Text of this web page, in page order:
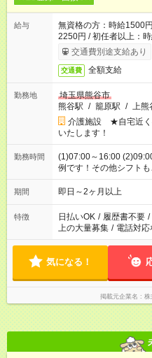
給与
無資格の方：時給1500
2250円 / 初任者以上
日収例：1万2000円（時
交通費別途支給あり
交通費 全額支給
勤務地
埼玉県熊谷市
熊谷駅 / 籠原駅 / 上熊
介護施設 ★自宅近く
いたします！
勤務時間
(1)07:00～16:00 (2)09:00～
例です！その他シフトも
期間 即日～2ヶ月以上
特徴 日払いOK / 履歴書不要 /
上の大量募集 / 電話対応
気になる！
掲載元企業名 株